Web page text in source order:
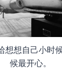
想想自己小时
候最开心。